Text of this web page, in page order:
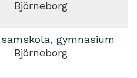
Björneborg
gymnasium
Björneborg